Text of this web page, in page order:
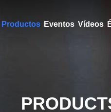
Productos Eventos Vídeos